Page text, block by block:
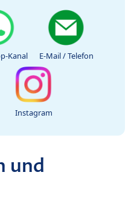
Kanal E-Mail / Telefon
Instagram
und